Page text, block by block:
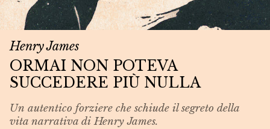
Henry James
ORMAI NON POTEVA
SUCCEDERE PIÙ NULLA
Un autentico forziere che schiude il segreto della
vita narrativa di Henry James.